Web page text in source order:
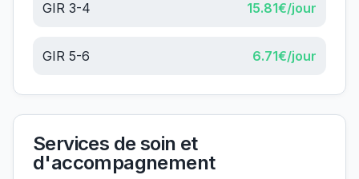
GIR 3-4 15.81€/jour
GIR 5-6 6.71€/jour
Services de soin et
d'accompagnement